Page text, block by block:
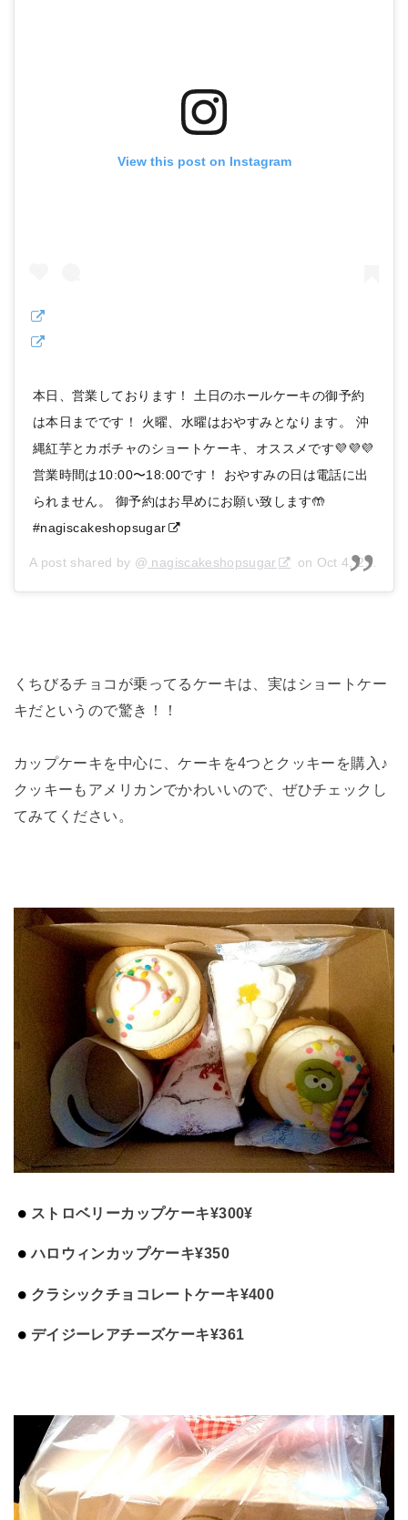
View this post on Instagram
本日、営業しております！ 土日のホールケーキの御予約
は本日までです！ 火曜、水曜はおやすみとなります。 沖
縄紅芋とカボチャのショートケーキ、オススメです💜💜💜
営業時間は10:00〜18:00です！ おやすみの日は電話に出
られません。 御予約はお早めにお願い致します🤲
#nagiscakeshopsugar
A post shared by @ nagiscakeshopsugar on Oct 4, 2020 at 10:24pm PDT
くちびるチョコが乗ってるケーキは、実はショートケー
キだというので驚き！！
カップケーキを中心に、ケーキを4つとクッキーを購入♪
クッキーもアメリカンでかわいいので、ぜひチェックし
てみてください。
ストロベリーカップケーキ¥300¥
ハロウィンカップケーキ¥350
クラシックチョコレートケーキ¥400
デイジーレアチーズケーキ¥361